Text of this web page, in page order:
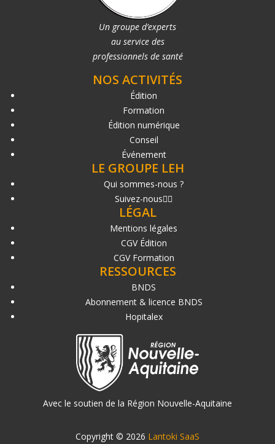
Un groupe d’experts
au service des
professionnels de santé
NOS ACTIVITÉS
Édition
Formation
Édition numérique
Conseil
Événement
LE GROUPE LEH
Qui sommes-nous ?
Suivez-nous
LÉGAL
Mentions légales
CGV Édition
CGV Formation
RESSOURCES
BNDS
Abonnement & licence BNDS
Hopitalex
Avec le soutien de la Région Nouvelle-Aquitaine
Copyright © 2026 Lantoki SaaS